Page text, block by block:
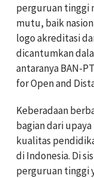
perguruan tinggi
mutu, baik
logo akreditasi
dicantumkan
antaranya BAN-
for Open and
Keberadaan
bagian dari
kualitas
di Indonesia. Di
perguruan tinggi